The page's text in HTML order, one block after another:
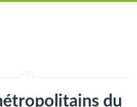
du